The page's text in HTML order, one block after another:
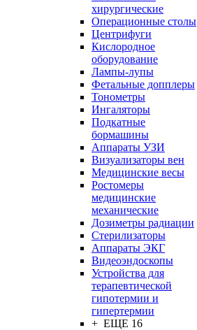
хирургические
Операционные столы
Центрифуги
Кислородное
оборудование
Лампы-лупы
Фетальные допплеры
Тонометры
Ингаляторы
Подкатные
бормашины
Аппараты УЗИ
Визуализаторы вен
Медицинские весы
Ростомеры
медицинские
механические
Дозиметры радиации
Стерилизаторы
Аппараты ЭКГ
Видеоэндоскопы
Устройства для
терапевтической
гипотермии и
гипертермии
+ ЕЩЕ 16